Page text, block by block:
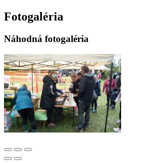
Fotogaléria
Náhodná fotogaléria